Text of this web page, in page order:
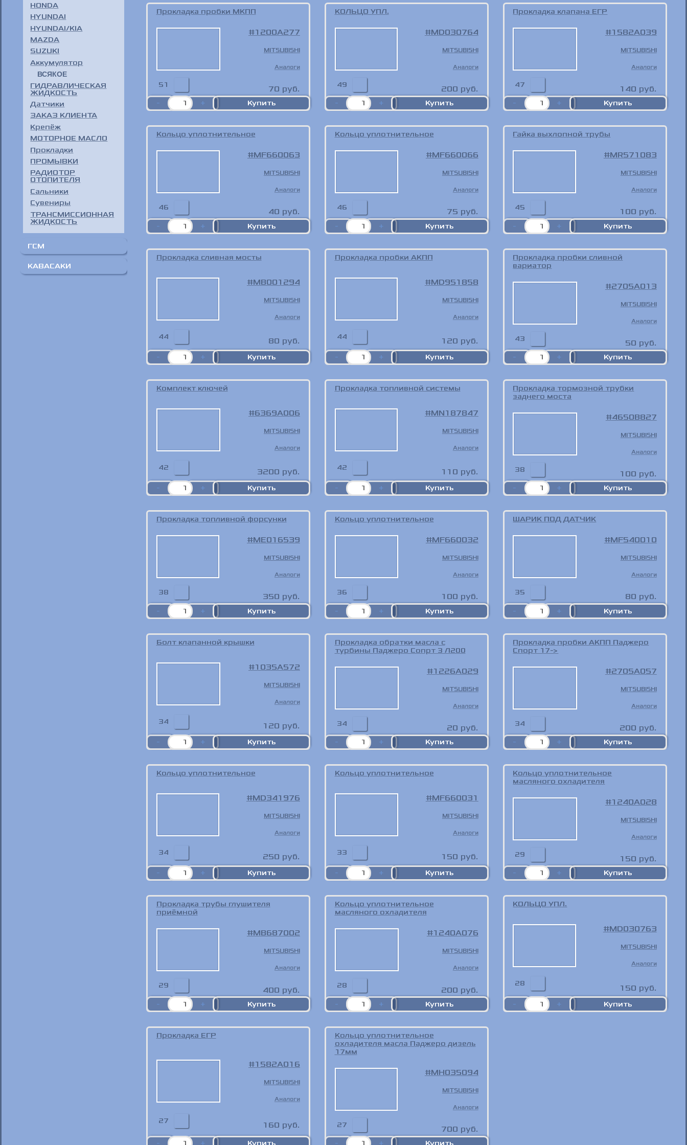
HONDA
HYUNDAI
HYUNDAI/KIA
MAZDA
SUZUKI
Аккумулятор
ВСЯКОЕ
ГИДРАВЛИЧЕСКАЯ
ЖИДКОСТЬ
Датчики
ЗАКАЗ КЛИЕНТА
Крепёж
МОТОРНОЕ МАСЛО
Прокладки
ПРОМЫВКИ
РАДИОТОР
ОТОПИТЕЛЯ
Сальники
Сувениры
ТРАНСМИССИОННАЯ
ЖИДКОСТЬ
ГСМ
Масло и жидкости
КАВАСАКИ
Прокладка пробки МКПП
1200A277
MITSUBISHI
Аналоги
51 70 руб.
КОЛЬЦО УПЛ.
MD030764
MITSUBISHI
Аналоги
49 200 руб.
Прокладка клапана ЕГР
1582A039
MITSUBISHI
Аналоги
47 140 руб.
Кольцо уплотнительное
MF660063
MITSUBISHI
Аналоги
46 40 руб.
Кольцо уплотнительное
MF660066
MITSUBISHI
Аналоги
46 75 руб.
Гайка выхлопной трубы
MR571083
MITSUBISHI
Аналоги
45 100 руб.
Прокладка сливная мосты
MB001294
MITSUBISHI
Аналоги
44 80 руб.
Прокладка пробки АКПП
MD951858
MITSUBISHI
Аналоги
44 120 руб.
Прокладка пробки сливной
вариатор
2705A013
MITSUBISHI
Аналоги
43 50 руб.
Комплект ключей
6369A006
MITSUBISHI
Аналоги
42 3200 руб.
Прокладка топливной системы
MN187847
MITSUBISHI
Аналоги
42 110 руб.
Прокладка тормозной трубки
заднего моста
4650B827
MITSUBISHI
Аналоги
38 100 руб.
Прокладка топливной форсунки
ME016539
MITSUBISHI
Аналоги
38 350 руб.
Кольцо уплотнительное
MF660032
MITSUBISHI
Аналоги
36 100 руб.
ШАРИК ПОД ДАТЧИК
MF540010
MITSUBISHI
Аналоги
35 80 руб.
Болт клапанной крышки
1035A572
MITSUBISHI
Аналоги
34 120 руб.
Прокладка обратки масла с
турбины Паджеро Сопрт 3 Л200
1226A029
MITSUBISHI
Аналоги
34 20 руб.
Прокладка пробки АКПП Паджеро
Спорт 17->
2705A057
MITSUBISHI
Аналоги
34 200 руб.
Кольцо уплотнительное
MD341976
MITSUBISHI
Аналоги
34 250 руб.
Кольцо уплотнительное
MF660031
MITSUBISHI
Аналоги
33 150 руб.
Кольцо уплотнительное
масляного охладителя
1240A028
MITSUBISHI
Аналоги
29 150 руб.
Прокладка трубы глушителя
приёмной
MB687002
MITSUBISHI
Аналоги
29 400 руб.
Кольцо уплотнительное
масляного охладителя
1240A076
MITSUBISHI
Аналоги
28 200 руб.
КОЛЬЦО УПЛ.
MD030763
MITSUBISHI
Аналоги
28 150 руб.
Прокладка ЕГР
1582A016
MITSUBISHI
Аналоги
27 160 руб.
Кольцо уплотнительное
охладителя масла Паджеро дизель
17мм
MH035094
MITSUBISHI
Аналоги
27 700 руб.